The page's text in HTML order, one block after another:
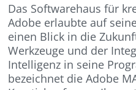
Das Softwarehaus für
Adobe erlaubte auf
einen Blick in die
Werkzeuge und der
Intelligenz in seine
bezeichnet die Adobe